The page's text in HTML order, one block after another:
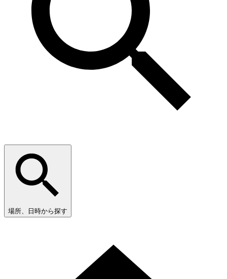
場所、日時から探す